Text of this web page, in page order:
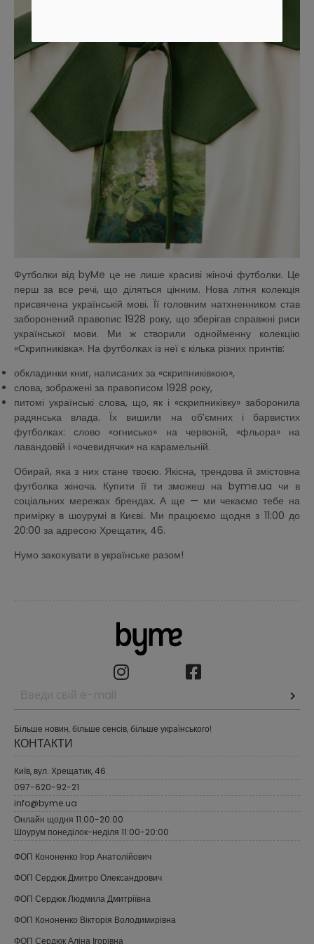
Футболки від byMe це не лише красиві жіночі футболки. Це
перш за все речі, що діляться цінним. Нова літня колекція
присвячена українській мові. Її головним натхненником став
заборонений правопис 1928 року, що зберігав справжні риси
української мови. Ми ж створили однойменну колекцію
«Скрипниківка». На футболках із неї є кілька різних принтів:
обкладинки книг, написаних за «скрипниківкою»,
слова, зображені за правописом 1928 року,
питомі українські слова, що, як і «скрипниківку» заборонила
радянська влада. Їх вишили на об’ємних і барвистих
футболках: слово «огнисько» на червоній, «фльора» на
лавандовій і «очевидячки» на карамельній.
Обирай, яка з них стане твоєю. Якісна, трендова й змістовна
футболка жіноча. Купити її ти зможеш на byme.ua чи в
соціальних мережах брендах. А ще — ми чекаємо тебе на
примірку в шоурумі в Києві. Ми працюємо щодня з 11:00 до
20:00 за адресою Хрещатик, 46.
Нумо закохувати в українське разом!
Більше новин, більше сенсів, більше українського!
КОНТАКТИ
Київ, вул. Хрещатик, 46
097-620-92-21
info@byme.ua
Онлайн щодня 11:00-20:00
Шоурум понеділок-неділя 11:00-20:00
ФОП Кононенко Ігор Анатолійович
ФОП Сердюк Дмитро Олександрович
ФОП Сердюк Людмила Дмитріївна
ФОП Кононенко Вікторія Володимирівна
ФОП Сердюк Аліна Ігорівна